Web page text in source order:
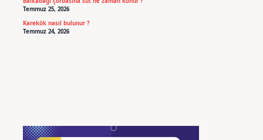
Temmuz 25, 2026
Karekök nasıl bulunur ?
Temmuz 24, 2026